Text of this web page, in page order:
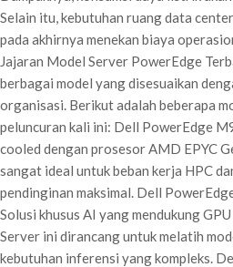
Selain itu, kebutuhan ruang data
pada akhirnya menekan biaya
Jajaran Model Server PowerEdge
berbagai model yang disesuaikan
organisasi. Berikut adalah beberapa
peluncuran kali ini: Dell PowerEdge
cooled dengan prosesor AMD EPYC
sangat ideal untuk beban kerja HPC
pendinginan maksimal. Dell
Solusi khusus AI yang mendukung
Server ini dirancang untuk melatih
kebutuhan inferensi yang kompleks.